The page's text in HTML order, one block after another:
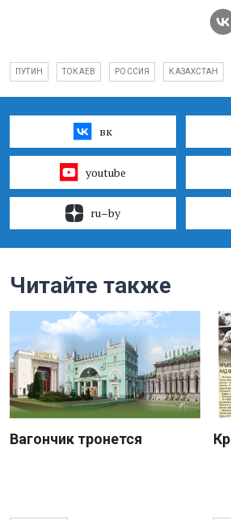
ПУТИН ТОКАЕВ РОССИЯ КАЗАХСТАН
вк
youtube
ru–by
Читайте также
Вагончик тронется